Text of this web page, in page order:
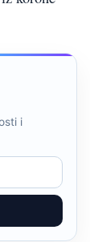
i